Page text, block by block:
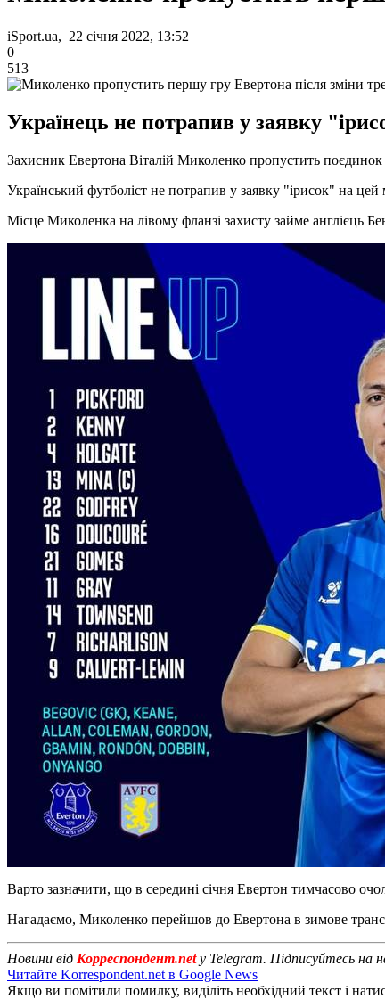
iSport.ua, 22 січня 2022, 13:52
0
513
Українець не потрапив у заявку
Захисник Евертона Віталій Миколенко пропустить
Український футболіст не потрапив у заявку "ірисок" на
Місце Миколенка на лівому фланзі захисту займе англієць
Варто зазначити, що в середині січня Евертон тимчасово
Нагадаємо, Миколенко перейшов до Евертона в зимове
Новини від Корреспондент.netу Telegram. Підписуйтесь на
Читайте Korrespondent.net в Google News
Якщо ви помітили помилку, виділіть необхідний текст і